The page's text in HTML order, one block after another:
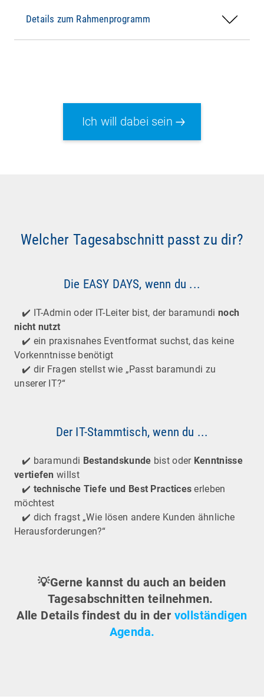
Details zum Rahmenprogramm
Ich will dabei sein
Welcher Tagesabschnitt passt zu dir?
Die EASY DAYS, wenn du ...
✔️ IT-Admin oder IT-Leiter bist, der baramundi noch
nicht nutzt
✔️ ein praxisnahes Eventformat suchst, das keine
Vorkenntnisse benötigt
✔️ dir Fragen stellst wie „Passt baramundi zu
unserer IT?“
Der IT-Stammtisch, wenn du ...
✔️ baramundi Bestandskunde bist oder Kenntnisse
vertiefen willst
✔️ technische Tiefe und Best Practices erleben
möchtest
✔️ dich fragst „Wie lösen andere Kunden ähnliche
Herausforderungen?“
💡Gerne kannst du auch an beiden
Tagesabschnitten teilnehmen.
Alle Details findest du in der vollständigen
Agenda.